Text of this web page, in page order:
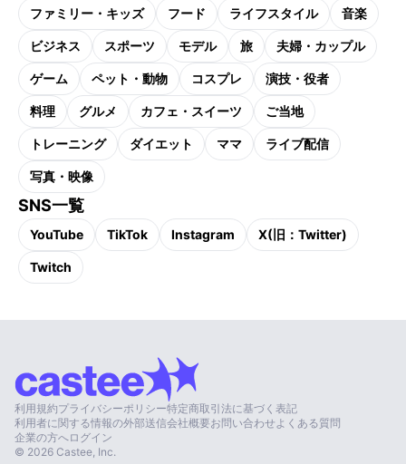
ファミリー・キッズ フード ライフスタイル 音楽
ビジネス スポーツ モデル 旅 夫婦・カップル
ゲーム ペット・動物 コスプレ 演技・役者
料理 グルメ カフェ・スイーツ ご当地
トレーニング ダイエット ママ ライブ配信
写真・映像
SNS一覧
YouTube TikTok Instagram X(旧：Twitter)
Twitch
利用規約プライバシーポリシー特定商取引法に基づく表記
利用者に関する情報の外部送信会社概要お問い合わせ よくある質問
企業の方へログイン
© 2026 Castee, Inc.